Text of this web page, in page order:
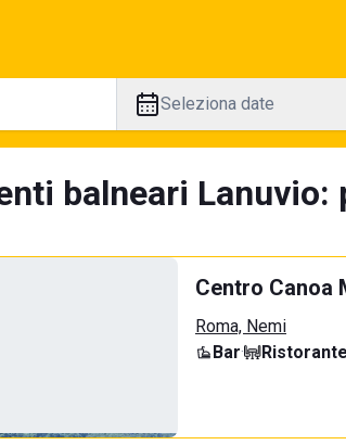
Seleziona date
balneari
Centro Canoa
Roma, Nemi
Bar· Ristorante